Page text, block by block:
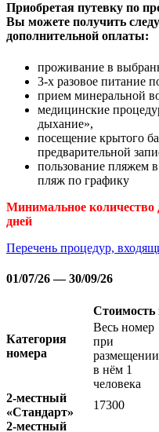
Приобретая путевку по
Вы можете получить
дополнительной оплаты:
проживание в
3-х разовое питание
прием минеральной
медицинские
дыхание»,
посещение крытого
предварительной
пользование пляжем
пляж по графику
Минимальное количество
дней
Перечень процедур,
01/07/26 — 30/09/26
Категория
номера
Стоимость
Весь номер
при
размещении
в нём 1
человека
2-местный
«Стандарт»
17300
2-местный